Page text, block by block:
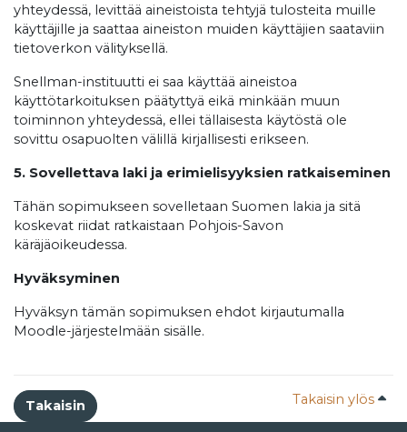
yhteydessä, levittää aineistoista tehtyjä tulosteita muille
käyttäjille ja saattaa aineiston muiden käyttäjien saataviin
tietoverkon välityksellä.
Snellman-instituutti ei saa käyttää aineistoa
käyttötarkoituksen päätyttyä eikä minkään muun
toiminnon yhteydessä, ellei tällaisesta käytöstä ole
sovittu osapuolten välillä kirjallisesti erikseen.
5. Sovellettava laki ja erimielisyyksien ratkaiseminen
Tähän sopimukseen sovelletaan Suomen lakia ja sitä
koskevat riidat ratkaistaan Pohjois-Savon
käräjäoikeudessa.
Hyväksyminen
Hyväksyn tämän sopimuksen ehdot kirjautumalla
Moodle-järjestelmään sisälle.
Takaisin Takaisin ylös